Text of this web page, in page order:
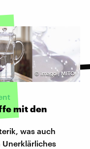
© imago | MITO
mit den
was auch
Unerklärliches